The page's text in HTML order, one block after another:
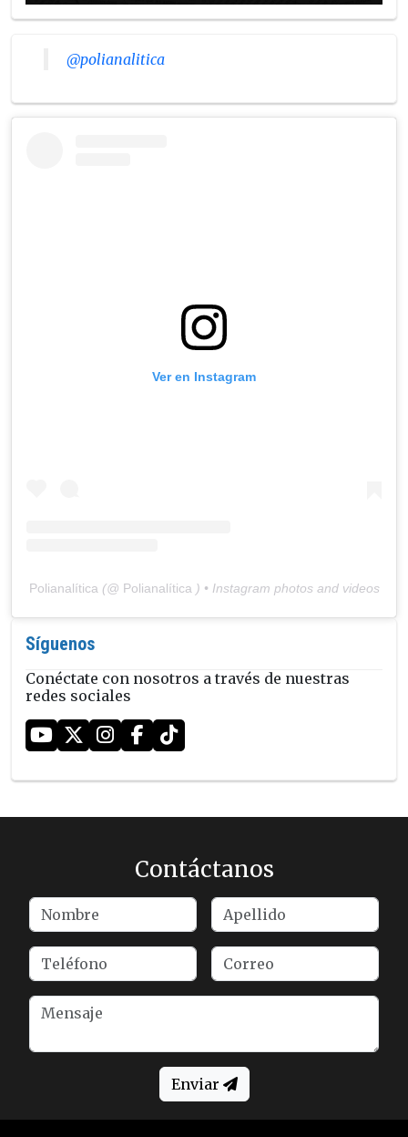
@polianalitica
Ver en Instagram
Polianalítica (@ Polianalítica ) • Instagram photos and videos
Síguenos
Conéctate con nosotros a través de nuestras
redes sociales
Contáctanos
Enviar